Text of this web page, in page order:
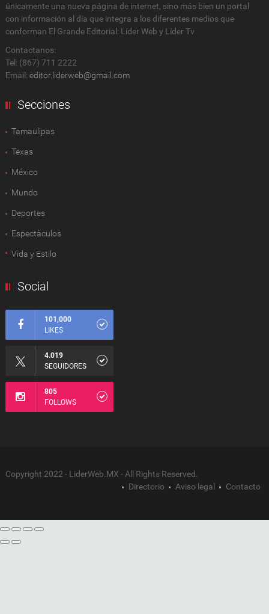
únicamente una nueva página de internet, sino más bien un portal
con información al día que integra a los diferentes medios que
conforman El Grande Editorial: Líder Web y Líder Tv
Contactanos:
Tel: (867) 711 2222
Email: editor.liderweb@gmail.com
Secciones
Tamaulipas
Texas
México
Mundo
Deportes
Espectàculos
Vida y Estilo
Social
101,000
LIKES
4.019
SEGUIDORES
805
FOLLOWS
Copyright 2022 - LiderWeb.MX - All Rights Reserved.
Directorio
Aviso legal Contacto